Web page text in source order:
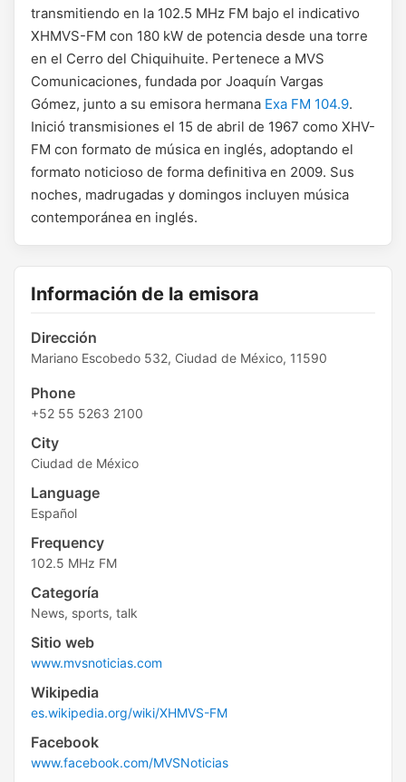
transmitiendo en la 102.5 MHz FM bajo el indicativo
XHMVS-FM con 180 kW de potencia desde una torre
en el Cerro del Chiquihuite. Pertenece a MVS
Comunicaciones, fundada por Joaquín Vargas
Gómez, junto a su emisora hermana Exa FM 104.9.
Inició transmisiones el 15 de abril de 1967 como XHV-
FM con formato de música en inglés, adoptando el
formato noticioso de forma definitiva en 2009. Sus
noches, madrugadas y domingos incluyen música
contemporánea en inglés.
Información de la emisora
Dirección
Mariano Escobedo 532, Ciudad de México, 11590
Phone
+52 55 5263 2100
City
Ciudad de México
Language
Español
Frequency
102.5 MHz FM
Categoría
News, sports, talk
Sitio web
www.mvsnoticias.com
Wikipedia
es.wikipedia.org/wiki/XHMVS-FM
Facebook
www.facebook.com/MVSNoticias